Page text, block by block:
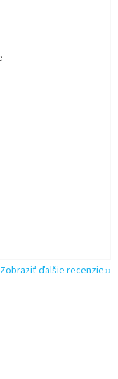
Zobraziť ďalšie recenzie